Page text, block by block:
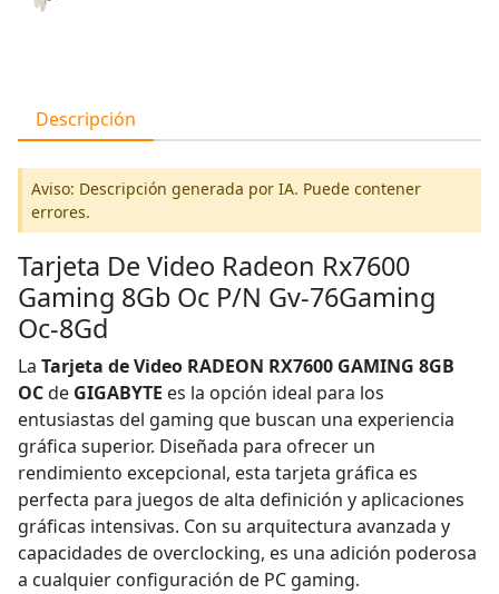
Descripción
Aviso: Descripción generada por IA. Puede contener
errores.
Tarjeta De Video Radeon Rx7600
Gaming 8Gb Oc P/N Gv-76Gaming
Oc-8Gd
La Tarjeta de Video RADEON RX7600 GAMING 8GB
OCde GIGABYTE es la opción ideal para los
entusiastas del gaming que buscan una experiencia
gráfica superior. Diseñada para ofrecer un
rendimiento excepcional, esta tarjeta gráfica es
perfecta para juegos de alta definición y aplicaciones
gráficas intensivas. Con su arquitectura avanzada y
capacidades de overclocking, es una adición poderosa
a cualquier configuración de PC gaming.